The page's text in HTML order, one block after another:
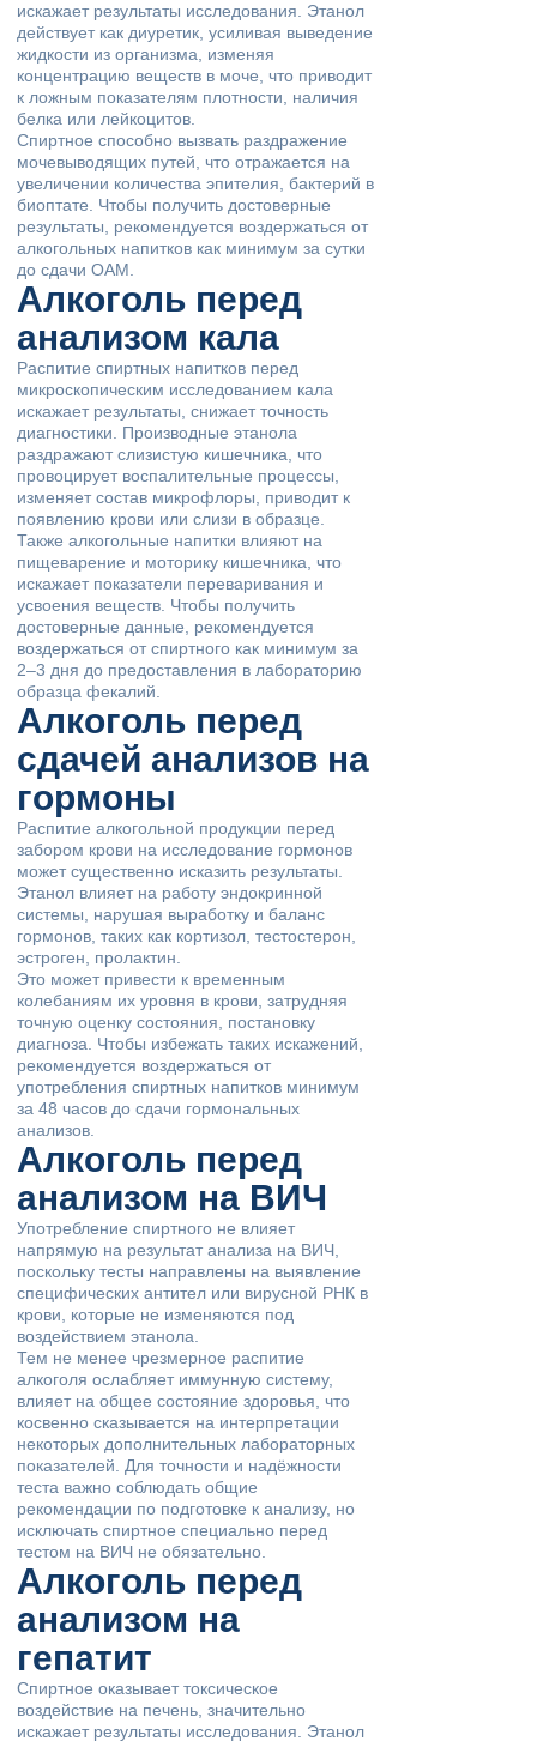
искажает результаты исследования. Этанол
действует как диуретик, усиливая выведение
жидкости из организма, изменяя
концентрацию веществ в моче, что приводит
к ложным показателям плотности, наличия
белка или лейкоцитов.
Спиртное способно вызвать раздражение
мочевыводящих путей, что отражается на
увеличении количества эпителия, бактерий в
биоптате. Чтобы получить достоверные
результаты, рекомендуется воздержаться от
алкогольных напитков как минимум за сутки
до сдачи ОАМ.
Алкоголь перед
анализом кала
Распитие спиртных напитков перед
микроскопическим исследованием кала
искажает результаты, снижает точность
диагностики. Производные этанола
раздражают слизистую кишечника, что
провоцирует воспалительные процессы,
изменяет состав микрофлоры, приводит к
появлению крови или слизи в образце.
Также алкогольные напитки влияют на
пищеварение и моторику кишечника, что
искажает показатели переваривания и
усвоения веществ. Чтобы получить
достоверные данные, рекомендуется
воздержаться от спиртного как минимум за
2–3 дня до предоставления в лабораторию
образца фекалий.
Алкоголь перед
сдачей анализов на
гормоны
Распитие алкогольной продукции перед
забором крови на исследование гормонов
может существенно исказить результаты.
Этанол влияет на работу эндокринной
системы, нарушая выработку и баланс
гормонов, таких как кортизол, тестостерон,
эстроген, пролактин.
Это может привести к временным
колебаниям их уровня в крови, затрудняя
точную оценку состояния, постановку
диагноза. Чтобы избежать таких искажений,
рекомендуется воздержаться от
употребления спиртных напитков минимум
за 48 часов до сдачи гормональных
анализов.
Алкоголь перед
анализом на ВИЧ
Употребление спиртного не влияет
напрямую на результат анализа на ВИЧ,
поскольку тесты направлены на выявление
специфических антител или вирусной РНК в
крови, которые не изменяются под
воздействием этанола.
Тем не менее чрезмерное распитие
алкоголя ослабляет иммунную систему,
влияет на общее состояние здоровья, что
косвенно сказывается на интерпретации
некоторых дополнительных лабораторных
показателей. Для точности и надёжности
теста важно соблюдать общие
рекомендации по подготовке к анализу, но
исключать спиртное специально перед
тестом на ВИЧ не обязательно.
Алкоголь перед
анализом на
гепатит
Спиртное оказывает токсическое
воздействие на печень, значительно
искажает результаты исследования. Этанол